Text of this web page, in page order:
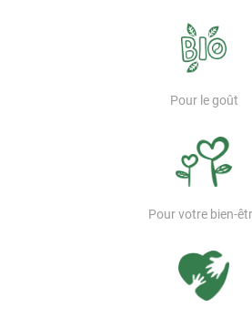
Pour le goût
Pour votre bien-